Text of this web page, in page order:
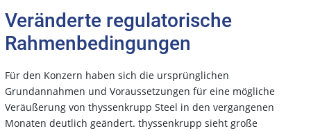
Veränderte regulatorische
Rahmenbedingungen
Für den Konzern haben sich die ursprünglichen
Grundannahmen und Voraussetzungen für eine mögliche
Veräußerung von thyssenkrupp Steel in den vergangenen
Monaten deutlich geändert. thyssenkrupp sieht große